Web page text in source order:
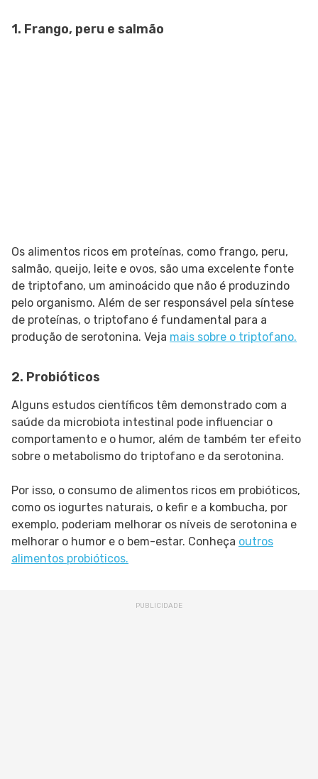
1. Frango, peru e salmão
Os alimentos ricos em proteínas, como frango, peru,
salmão, queijo, leite e ovos, são uma excelente fonte
de triptofano, um aminoácido que não é produzindo
pelo organismo. Além de ser responsável pela síntese
de proteínas, o triptofano é fundamental para a
produção de serotonina. Veja mais sobre o triptofano.
2. Probióticos
Alguns estudos científicos têm demonstrado com a
saúde da microbiota intestinal pode influenciar o
comportamento e o humor, além de também ter efeito
sobre o metabolismo do triptofano e da serotonina.
Por isso, o consumo de alimentos ricos em probióticos,
como os iogurtes naturais, o kefir e a kombucha, por
exemplo, poderiam melhorar os níveis de serotonina e
melhorar o humor e o bem-estar. Conheça outros
alimentos probióticos.